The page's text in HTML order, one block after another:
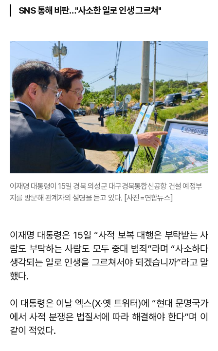
SNS 통해 비판…"사소한 일로 인생 그르쳐"
이재명 대통령이 15일 경북 의성군 대구경북통합신공항 건설 예정부
지를 방문해 관계자의 설명을 듣고 있다. [사진=연합뉴스]
이재명 대통령은 15일 “사적 보복 대행은 부탁받는 사
람도 부탁하는 사람도 모두 중대 범죄”라며 “사소하다
생각되는 일로 인생을 그르쳐서야 되겠습니까”라고 말
했다.
이 대통령은 이날 엑스(X·옛 트위터)에 “현대 문명국가
에서 사적 분쟁은 법질서에 따라 해결해야 한다”며 이
같이 적었다.